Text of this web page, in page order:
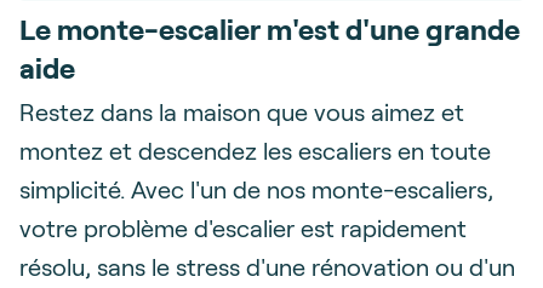
Le monte-escalier m'est d'une grande
aide
Restez dans la maison que vous aimez et
montez et descendez les escaliers en toute
simplicité. Avec l'un de nos monte-escaliers,
votre problème d'escalier est rapidement
résolu, sans le stress d'une rénovation ou d'un